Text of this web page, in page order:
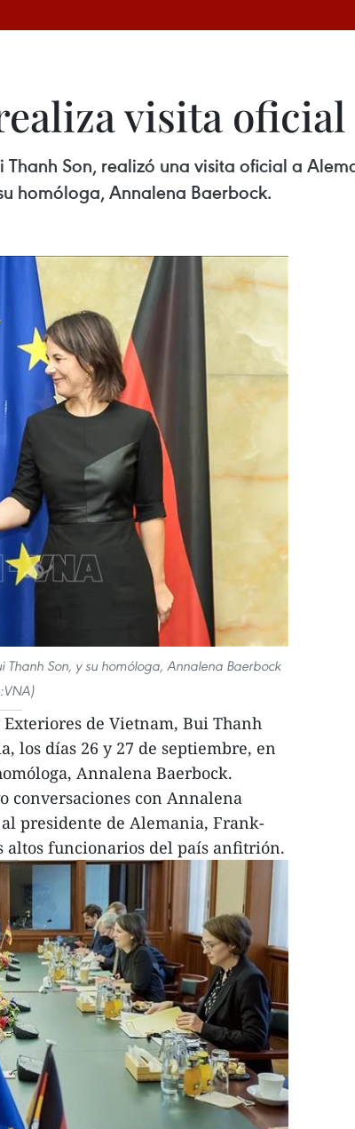
visita oficial
Son, realizó una visita oficial a
homóloga, Annalena Baerbock.
Thanh Son, y su homóloga, Annalena Baerbock
de Vietnam, Bui Thanh
los días 26 y 27 de septiembre, en
Annalena Baerbock.
conversaciones con Annalena
presidente de Alemania, Frank-
altos funcionarios del país anfitrión.